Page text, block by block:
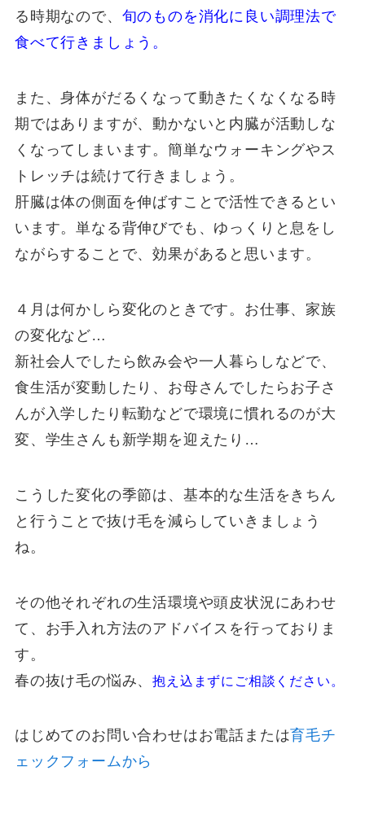
る時期なので、 旬のものを消化に良い調理法で
食べて行きましょう。
また、身体がだるくなって動きたくなくなる時
期ではありますが、動かないと内臓が活動しな
くなってしまいます。簡単なウォーキングやス
トレッチは続けて行きましょう。
肝臓は体の側面を伸ばすことで活性できるとい
います。単なる背伸びでも、ゆっくりと息をし
ながらすることで、効果があると思います。
４月は何かしら変化のときです。お仕事、家族
の変化など…
新社会人でしたら飲み会や一人暮らしなどで、
食生活が変動したり、お母さんでしたらお子さ
んが入学したり転勤などで環境に慣れるのが大
変、学生さんも新学期を迎えたり…
こうした変化の季節は、基本的な生活をきちん
と行うことで抜け毛を減らしていきましょう
ね。
その他それぞれの生活環境や頭皮状況にあわせ
て、お手入れ方法のアドバイスを行っておりま
す。
春の抜け毛の悩み、抱え込まずにご相談ください。
はじめてのお問い合わせはお電話または育毛チ
ェックフォームから